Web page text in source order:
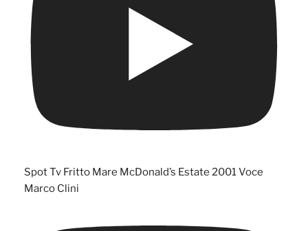
Spot Tv Fritto Mare McDonald’s Estate 2001 Voce
Marco Clini